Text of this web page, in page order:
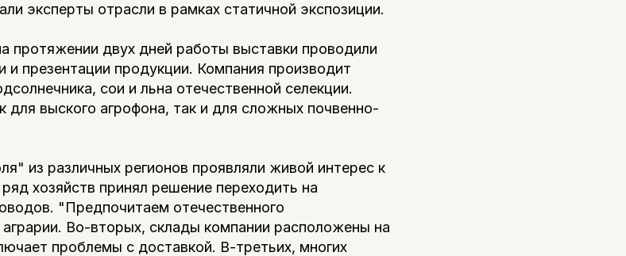
эксперты отрасли в рамках статичной экспозиции.
протяжении двух дней работы выставки проводили
и презентации продукции. Компания производит
сои и льна отечественной селекции.
для выского агрофона, так и для сложных почвенно-
из различных регионов проявляли живой интерес к
хозяйств принял решение переходить на
"Предпочитаем отечественного
Во-вторых, склады компании расположены на
проблемы с доставкой. В-третьих, многих